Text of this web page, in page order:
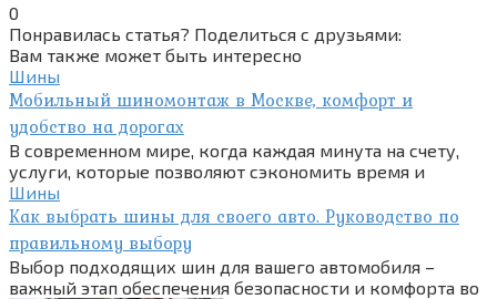
0
Понравилась статья? Поделиться с друзьями:
Вам также может быть интересно
Шины
Мобильный шиномонтаж в Москве, комфорт и
удобство на дорогах
В современном мире, когда каждая минута на счету,
услуги, которые позволяют сэкономить время и
Шины
Как выбрать шины для своего авто. Руководство по
правильному выбору
Выбор подходящих шин для вашего автомобиля –
важный этап обеспечения безопасности и комфорта во